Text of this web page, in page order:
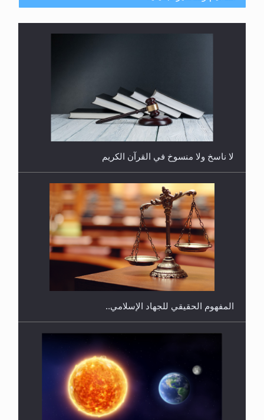
هل يُحسب حول الزكاة وفق السنة الميلادية أو الهجرية؟
هل يجوز فتح مشروع كوافير نسائي للمحجبات وغير
المحجبات؟
لا ناسخ ولا منسوخ في القرآن الكريم
المفهوم الحقيقي للجهاد الإسلامي..